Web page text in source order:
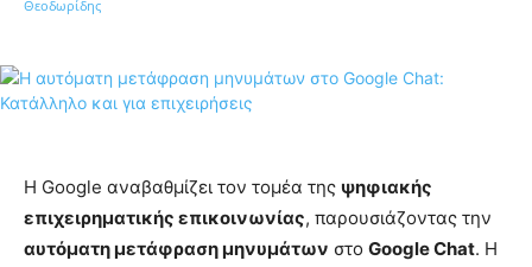
Η Google αναβαθμίζει τον τομέα της ψηφιακής
επιχειρηματικής επικοινωνίας, παρουσιάζοντας την
αυτόματη μετάφραση μηνυμάτων στο Google Chat. Η